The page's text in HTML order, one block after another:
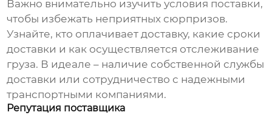
Важно внимательно изучить условия поставки,
чтобы избежать неприятных сюрпризов.
Узнайте, кто оплачивает доставку, какие сроки
доставки и как осуществляется отслеживание
груза. В идеале – наличие собственной службы
доставки или сотрудничество с надежными
транспортными компаниями.
Репутация поставщика